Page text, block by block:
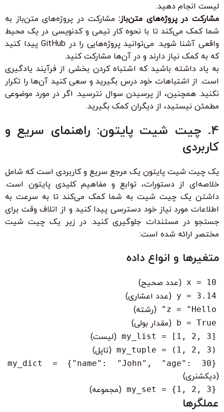
لیست انجام دهید.
مشارکت در پروژه‌های متن‌باز:مشارکت در پروژه‌های متن‌باز به
شما کمک می‌کند تا با نحوه کار تیمی و کدنویسی در یک محیط
واقعی آشنا شوید. می‌توانید پروژه‌هایی را در GitHub پیدا کنید
که به کمک نیاز دارند و در آن‌ها مشارکت کنید.
به یاد داشته باشید که اشتباه کردن بخشی از فرآیند یادگیری
است. از اشتباهات خود درس بگیرید و سعی کنید آن‌ها را تکرار
نکنید. همچنین، از پرسیدن سوال نترسید. اگر در مورد موضوعی
مطمئن نیستید، از دیگران کمک بگیرید.
4. چیت شیت پایتون: راهنمای سریع و
کاربردی
یک چیت شیت پایتون یک مرجع سریع و کاربردی است که شامل
خلاصه‌ای از دستورات، توابع و مفاهیم کلیدی پایتون است.
داشتن یک چیت شیت به شما کمک می‌کند تا به سرعت به
اطلاعات مورد نیاز خود دسترسی پیدا کنید و از اتلاف وقت برای
جستجو در مستندات جلوگیری کنید. در زیر یک چیت شیت
مختصر ارائه شده است:
متغیرها و انواع داده
x = 10 (عدد صحیح)
y = 3.14 (عدد اعشاری)
z = "Hello" (رشته)
b = True (مقدار بولی)
my_list = [1, 2, 3] (لیست)
my_tuple = (1, 2, 3) (تاپل)
my_dict = {"name": "John", "age": 30}
(دیکشنری)
my_set = {1, 2, 3} (مجموعه)
عملگرها